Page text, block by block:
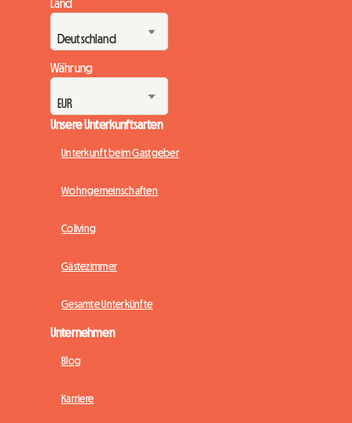
Land
Währung
Unsere Unterkunftsarten
Unterkunft beim Gastgeber
Wohngemeinschaften
Coliving
Gästezimmer
Gesamte Unterkünfte
Unternehmen
Blog
Karriere